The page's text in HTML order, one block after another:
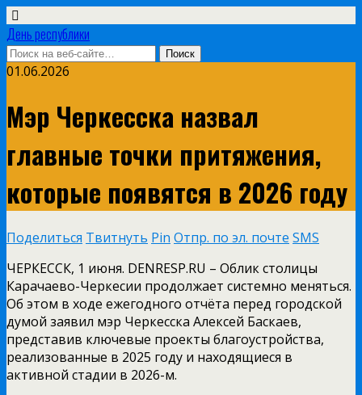
День республики
01.06.2026
Мэр Черкесска назвал
главные точки притяжения,
которые появятся в 2026 году
Поделиться Твитнуть Pin Отпр. по эл. почте SMS
ЧЕРКЕССК, 1 июня. DENRESP.RU – Облик столицы
Карачаево-Черкесии продолжает системно меняться.
Об этом в ходе ежегодного отчёта перед городской
думой заявил мэр Черкесска Алексей Баскаев,
представив ключевые проекты благоустройства,
реализованные в 2025 году и находящиеся в
активной стадии в 2026-м.